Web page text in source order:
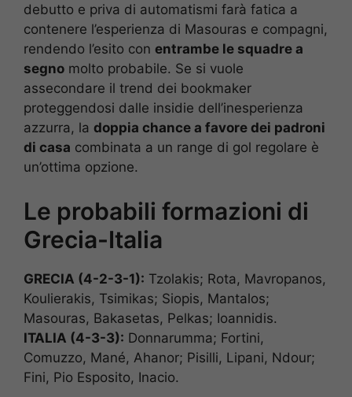
debutto e priva di automatismi farà fatica a
contenere l’esperienza di Masouras e compagni,
rendendo l’esito con entrambe le squadre a
segno molto probabile. Se si vuole
assecondare il trend dei bookmaker
proteggendosi dalle insidie dell’inesperienza
azzurra, la doppia chance a favore dei padroni
di casa combinata a un range di gol regolare è
un’ottima opzione.
Le probabili formazioni di
Grecia-Italia
GRECIA (4-2-3-1): Tzolakis; Rota, Mavropanos,
Koulierakis, Tsimikas; Siopis, Mantalos;
Masouras, Bakasetas, Pelkas; Ioannidis.
ITALIA (4-3-3): Donnarumma; Fortini,
Comuzzo, Mané, Ahanor; Pisilli, Lipani, Ndour;
Fini, Pio Esposito, Inacio.